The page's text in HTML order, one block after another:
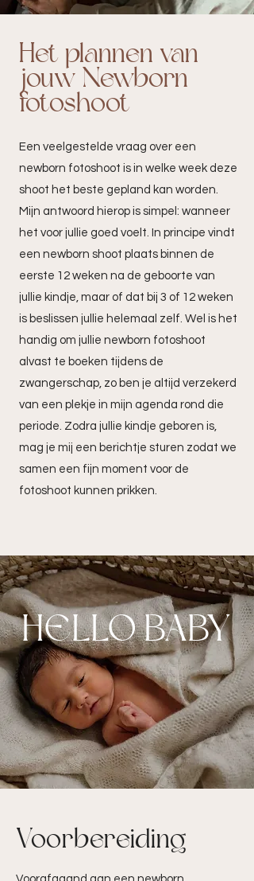
Het plannen van
jouw Newborn
fotoshoot
Een veelgestelde vraag over een
newborn fotoshoot is in welke week deze
shoot het beste gepland kan worden.
Mijn antwoord hierop is simpel: wanneer
het voor jullie goed voelt. In principe vindt
een newborn shoot plaats binnen de
eerste 12 weken na de geboorte van
jullie kindje, maar of dat bij 3 of 12 weken
is beslissen jullie helemaal zelf. Wel is het
handig om jullie newborn fotoshoot
alvast te boeken tijdens de
zwangerschap, zo ben je altijd verzekerd
van een plekje in mijn agenda rond die
periode. Zodra jullie kindje geboren is,
mag je mij een berichtje sturen zodat we
samen een fijn moment voor de
fotoshoot kunnen prikken.
HELLO BABY
Voorbereiding